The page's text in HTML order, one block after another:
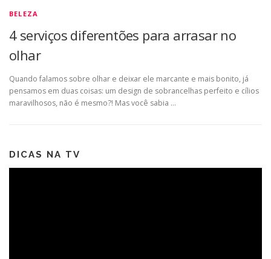
BELEZA
4 serviços diferentões para arrasar no
olhar
Quando falamos sobre olhar e deixar ele marcante e mais bonito, já
pensamos em duas coisas: um design de sobrancelhas perfeito e cílios
maravilhosos, não é mesmo?! Mas você sabia …
DICAS NA TV